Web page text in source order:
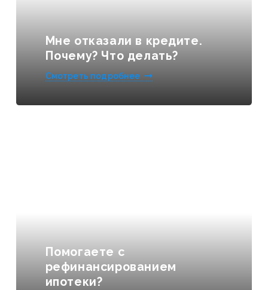
Мне отказали в кредите.
Почему? Что делать?
Смотреть подробнее
Помогаете с
рефинансированием
ипотеки?